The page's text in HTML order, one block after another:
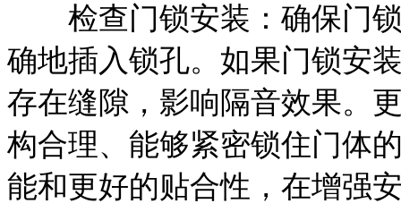
检查门锁安装：确保门锁
确地插入锁孔。如果门锁安
存在缝隙，影响隔音效果。
构合理、能够紧密锁住门体
能和更好的贴合性，在增强